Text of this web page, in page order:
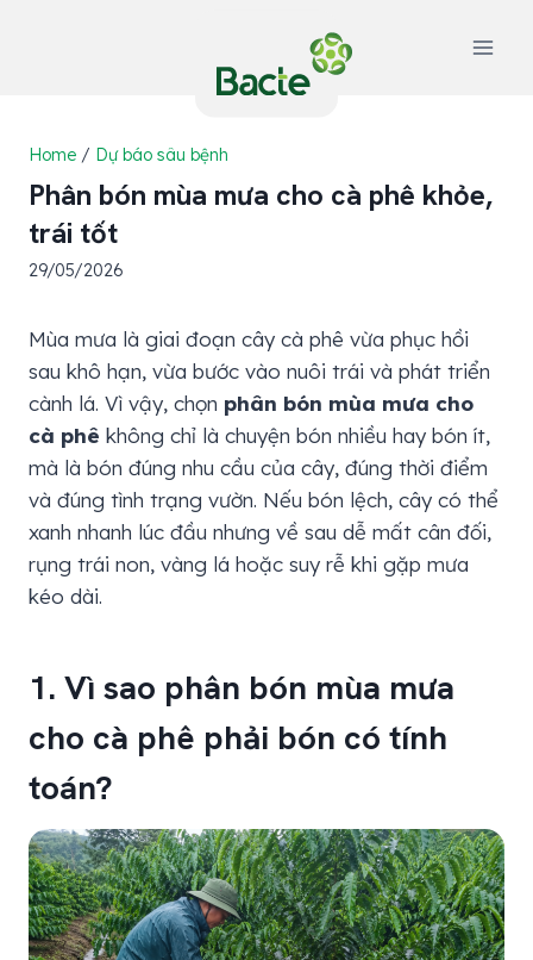
Home / Dự báo sâu bệnh
Phân bón mùa mưa cho cà phê khỏe,
trái tốt
29/05/2026
Mùa mưa là giai đoạn cây cà phê vừa phục hồi
sau khô hạn, vừa bước vào nuôi trái và phát triển
cành lá. Vì vậy, chọn phân bón mùa mưa cho
cà phê không chỉ là chuyện bón nhiều hay bón ít,
mà là bón đúng nhu cầu của cây, đúng thời điểm
và đúng tình trạng vườn. Nếu bón lệch, cây có thể
xanh nhanh lúc đầu nhưng về sau dễ mất cân đối,
rụng trái non, vàng lá hoặc suy rễ khi gặp mưa
kéo dài.
1. Vì sao phân bón mùa mưa
cho cà phê phải bón có tính
toán?